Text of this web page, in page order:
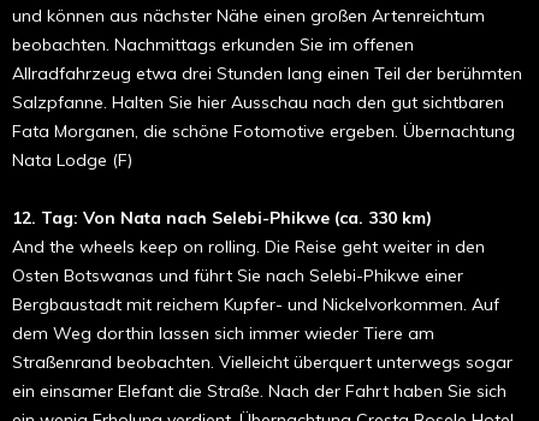
und können aus nächster Nähe einen großen Artenreichtum
beobachten. Nachmittags erkunden Sie im offenen
Allradfahrzeug etwa drei Stunden lang einen Teil der berühmten
Salzpfanne. Halten Sie hier Ausschau nach den gut sichtbaren
Fata Morganen, die schöne Fotomotive ergeben. Übernachtung
Nata Lodge (F)
12. Tag: Von Nata nach Selebi-Phikwe (ca. 330 km)
And the wheels keep on rolling. Die Reise geht weiter in den
Osten Botswanas und führt Sie nach Selebi-Phikwe einer
Bergbaustadt mit reichem Kupfer- und Nickelvorkommen. Auf
dem Weg dorthin lassen sich immer wieder Tiere am
Straßenrand beobachten. Vielleicht überquert unterwegs sogar
ein einsamer Elefant die Straße. Nach der Fahrt haben Sie sich